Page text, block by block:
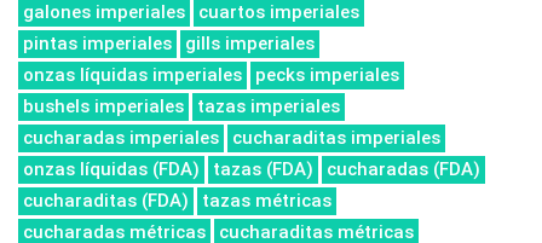
galones imperiales
cuartos imperiales
pintas imperiales
gills imperiales
onzas líquidas imperiales
pecks imperiales
bushels imperiales
tazas imperiales
cucharadas imperiales
cucharaditas imperiales
onzas líquidas (FDA)
tazas (FDA)
cucharadas (FDA)
cucharaditas (FDA)
tazas métricas
cucharadas métricas
cucharaditas métricas